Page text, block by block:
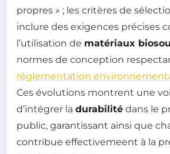
propres » ; les critères de
inclure des exigences précises
l’utilisation de matériaux
normes de conception
réglementation
Ces évolutions montrent une
d’intégrer la durabilité dans le
public, garantissant ainsi que
contribue effectivemeent à la